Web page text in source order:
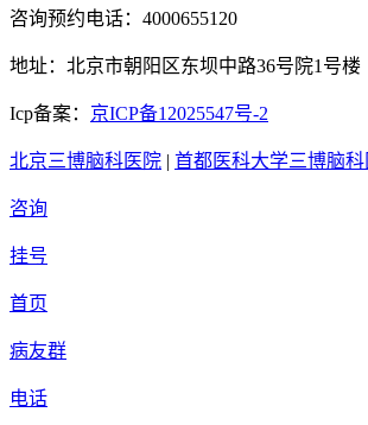
咨询预约电话：4000655120
地址：北京市朝阳区东坝中路36号院1号楼
Icp备案： 京ICP备12025547号-2
北京三博脑科医院 | 首都医科大学三博脑
咨询
挂号
首页
病友群
电话